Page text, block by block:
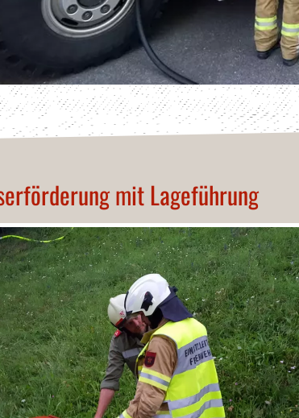
mit Lageführung